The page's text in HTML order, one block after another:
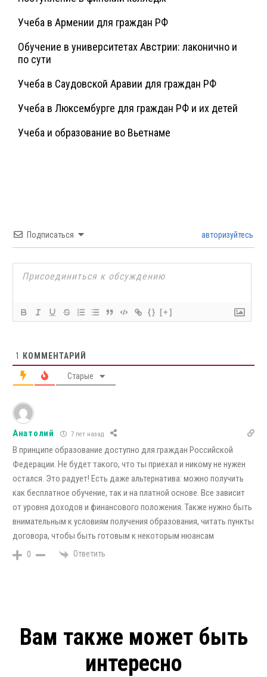
Учеба в Армении для граждан РФ
Обучение в университетах Австрии: лаконично и
по сути
Учеба в Саудовской Аравии для граждан РФ
Учеба в Люксембурге для граждан РФ и их детей
Учеба и образование во Вьетнаме
Подписаться авторизуйтесь
{} [+]
1 КОММЕНТАРИЙ
Старые
Анатолий 7 лет назад
В принципе образование доступно для граждан Российской
Федерации. Не будет такого, что ты приехал и никому не нужен
остался. Это радует! Есть даже альтернатива: можно получить
как бесплатное обучение, так и на платной основе. Все зависит
от уровня доходов и финансового положения. Также нужно быть
внимательным к условиям получения образования, читать пункты
договора, чтобы быть готовым к некоторым нюансам
0 Ответить
Вам также может быть
интересно